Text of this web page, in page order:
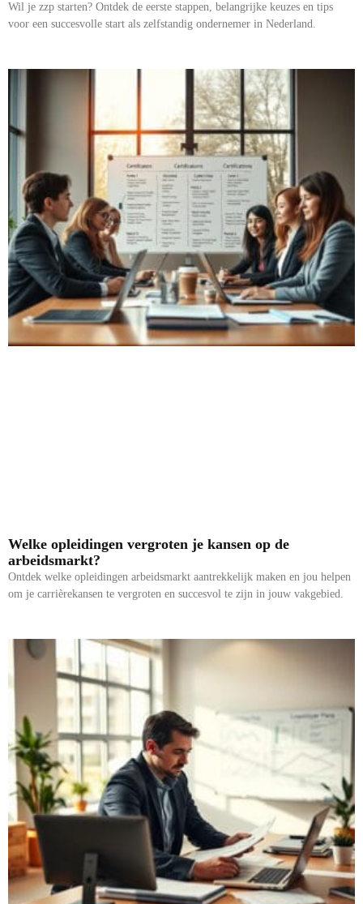
Wil je zzp starten? Ontdek de eerste stappen, belangrijke keuzes en tips
voor een succesvolle start als zelfstandig ondernemer in Nederland.
Welke opleidingen vergroten je kansen op de
arbeidsmarkt?
Ontdek welke opleidingen arbeidsmarkt aantrekkelijk maken en jou helpen
om je carrièrekansen te vergroten en succesvol te zijn in jouw vakgebied.